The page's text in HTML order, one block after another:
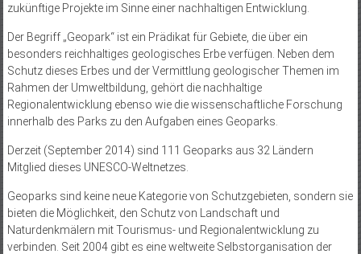
zukünftige Projekte im Sinne einer nachhaltigen Entwicklung.
Der Begriff „Geopark“ ist ein Prädikat für Gebiete, die über ein
besonders reichhaltiges geologisches Erbe verfügen. Neben dem
Schutz dieses Erbes und der Vermittlung geologischer Themen im
Rahmen der Umweltbildung, gehört die nachhaltige
Regionalentwicklung ebenso wie die wissenschaftliche Forschung
innerhalb des Parks zu den Aufgaben eines Geoparks.
Derzeit (September 2014) sind 111 Geoparks aus 32 Ländern
Mitglied dieses UNESCO-Weltnetzes.
Geoparks sind keine neue Kategorie von Schutzgebieten, sondern sie
bieten die Möglichkeit, den Schutz von Landschaft und
Naturdenkmälern mit Tourismus- und Regionalentwicklung zu
verbinden. Seit 2004 gibt es eine weltweite Selbstorganisation der